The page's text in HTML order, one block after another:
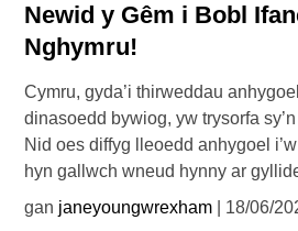
Newid y Gêm i Bobl
Nghymru!
Cymru, gyda’i thirweddau
dinasoedd bywiog, yw trysorfa
Nid oes diffyg lleoedd anhygoel
hyn gallwch wneud hynny ar
gan janeyoungwrexham | 18/06/